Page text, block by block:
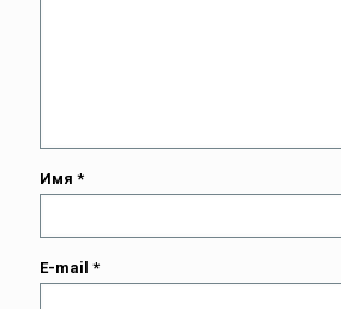
Имя *
E-mail *